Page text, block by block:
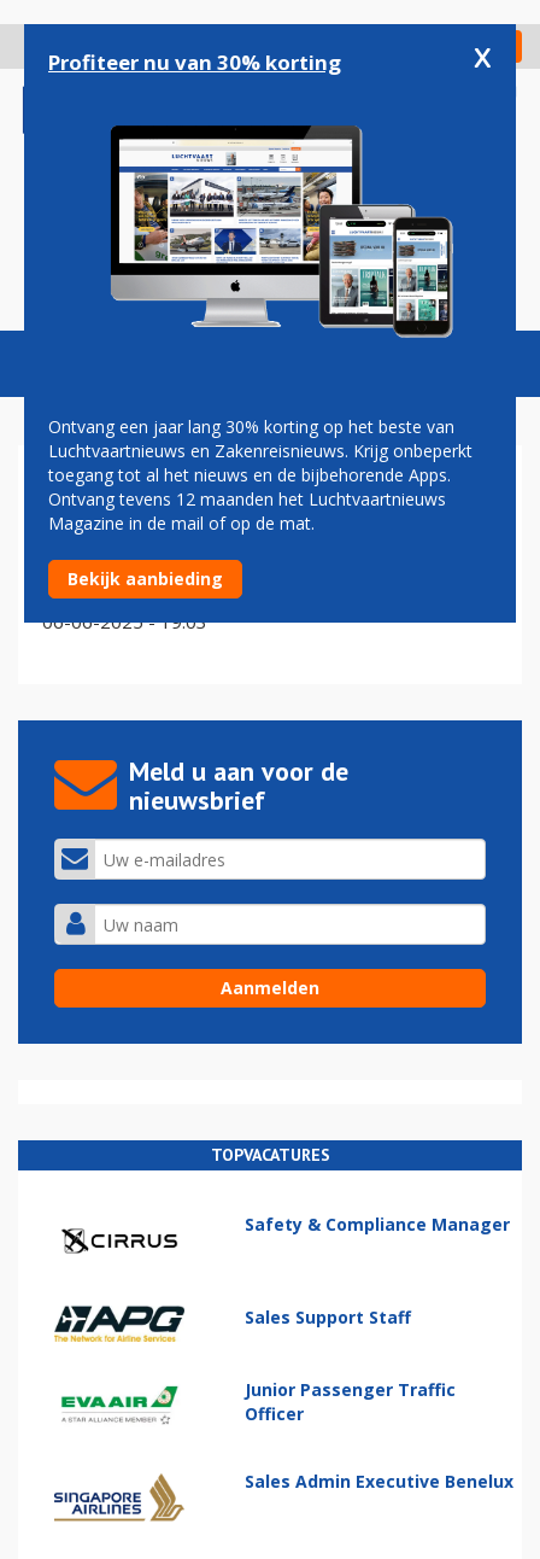
gaan
Check in
Magazine Podcasts Vacatures
EU261
EU-lidstaten willen pas bij langere vluchtvertraging
financiële compensatie
06-06-2025 - 19:03
Meld u aan voor de
nieuwsbrief
TOPVACATURES
Safety & Compliance Manager
Sales Support Staff
Junior Passenger Traffic
Officer
Sales Admin Executive Benelux
Profiteer nu van 30% korting x
Ontvang een jaar lang 30% korting op het beste van
Luchtvaartnieuws en Zakenreisnieuws. Krijg onbeperkt
toegang tot al het nieuws en de bijbehorende Apps.
Ontvang tevens 12 maanden het Luchtvaartnieuws
Magazine in de mail of op de mat.
Bekijk aanbieding